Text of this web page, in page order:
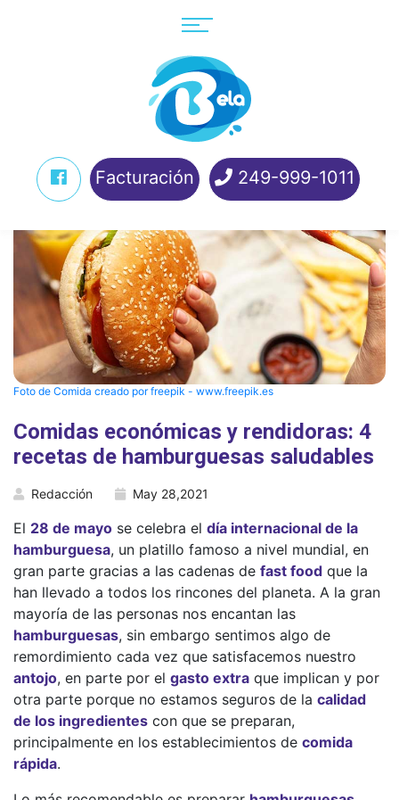
Facturación 249-999-1011
Foto de Comida creado por freepik - www.freepik.es
Comidas económicas y rendidoras: 4
recetas de hamburguesas saludables
Redacción May 28,2021
El 28 de mayo se celebra el día internacional de la
hamburguesa, un platillo famoso a nivel mundial, en
gran parte gracias a las cadenas de fast food que la
han llevado a todos los rincones del planeta. A la gran
mayoría de las personas nos encantan las
hamburguesas, sin embargo sentimos algo de
remordimiento cada vez que satisfacemos nuestro
antojo, en parte por el gasto extra que implican y por
otra parte porque no estamos seguros de la calidad
de los ingredientes con que se preparan,
principalmente en los establecimientos de comida
rápida.